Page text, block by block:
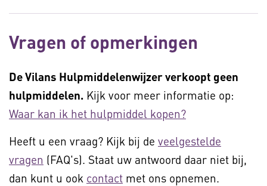
Vragen of opmerkingen
De Vilans Hulpmiddelenwijzer verkoopt geen
hulpmiddelen. Kijk voor meer informatie op:
Waar kan ik het hulpmiddel kopen?
Heeft u een vraag? Kijk bij de veelgestelde
vragen (FAQ's). Staat uw antwoord daar niet bij,
dan kunt u ook contact met ons opnemen.